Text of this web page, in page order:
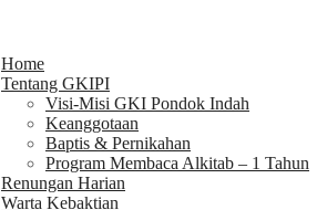
Home
Tentang GKIPI
Visi-Misi GKI Pondok Indah
Keanggotaan
Baptis & Pernikahan
Program Membaca Alkitab – 1 Tahun
Renungan Harian
Warta Kebaktian